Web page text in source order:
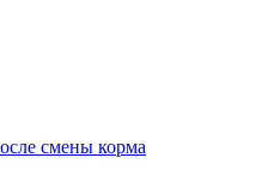
смены корма